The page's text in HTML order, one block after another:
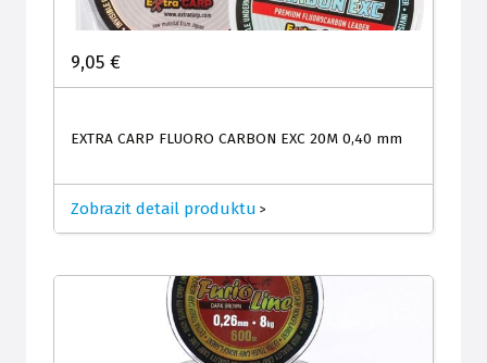
9,05 €
EXTRA CARP FLUORO CARBON EXC 20M 0,40 mm
Zobrazit detail produktu >